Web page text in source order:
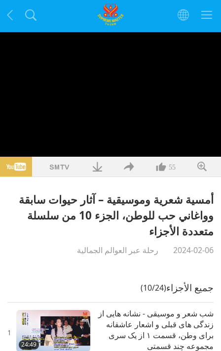
55
أمسية شعرية وموسيقية – آثار حيوات سابقة
وواغاني حب للوطن، الجزء 10 من سلسلة
متعددة الأجزاء
2024-02-06 رحلة عبر العوالم الجمالية
جميع الأجزاء(10/24)
1
24:49
شب شعر و موسیقی - نشانه هایی از
زندگی های قبلی و اشعار عاشقانه
برای وطن، قسمت ۱ از یک سری
مجموعه چند قسمتی